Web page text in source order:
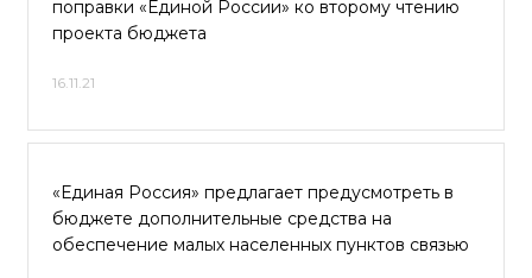
поправки «Единой России» ко второму чтению
проекта бюджета
16.11.21
«Единая Россия» предлагает предусмотреть в
бюджете дополнительные средства на
обеспечение малых населенных пунктов связью